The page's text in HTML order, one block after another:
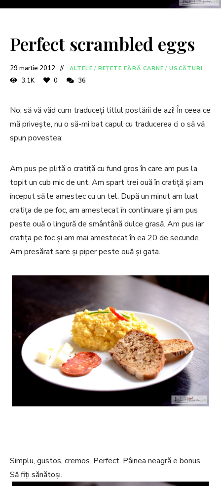
Perfect scrambled eggs
29 martie 2012 ALTELE / REȚETE FĂRĂ CARNE / USCĂTURI
3.1K 0 36
No, să vă văd cum traduceți titlul postării de azi! În ceea ce
mă privește, nu o să-mi bat capul cu traducerea ci o să vă
spun povestea:
Am pus pe plită o cratiță cu fund gros în care am pus la
topit un cub mic de unt. Am spart trei ouă în cratiță și am
început să le amestec cu un tel. După un minut am luat
cratița de pe foc, am amestecat în continuare și am pus
peste ouă o lingură de smântână dulce grasă. Am pus iar
cratița pe foc și am mai amestecat în ea 20 de secunde.
Am presărat sare și piper peste ouă și gata.
Simplu, gustos, cremos. Perfect. Pâinea neagră e bonus.
Să fiți sănătoși.